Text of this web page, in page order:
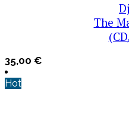
The
35,00 €
Hot